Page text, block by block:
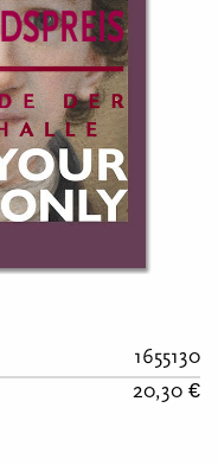
1655130
20,30 €